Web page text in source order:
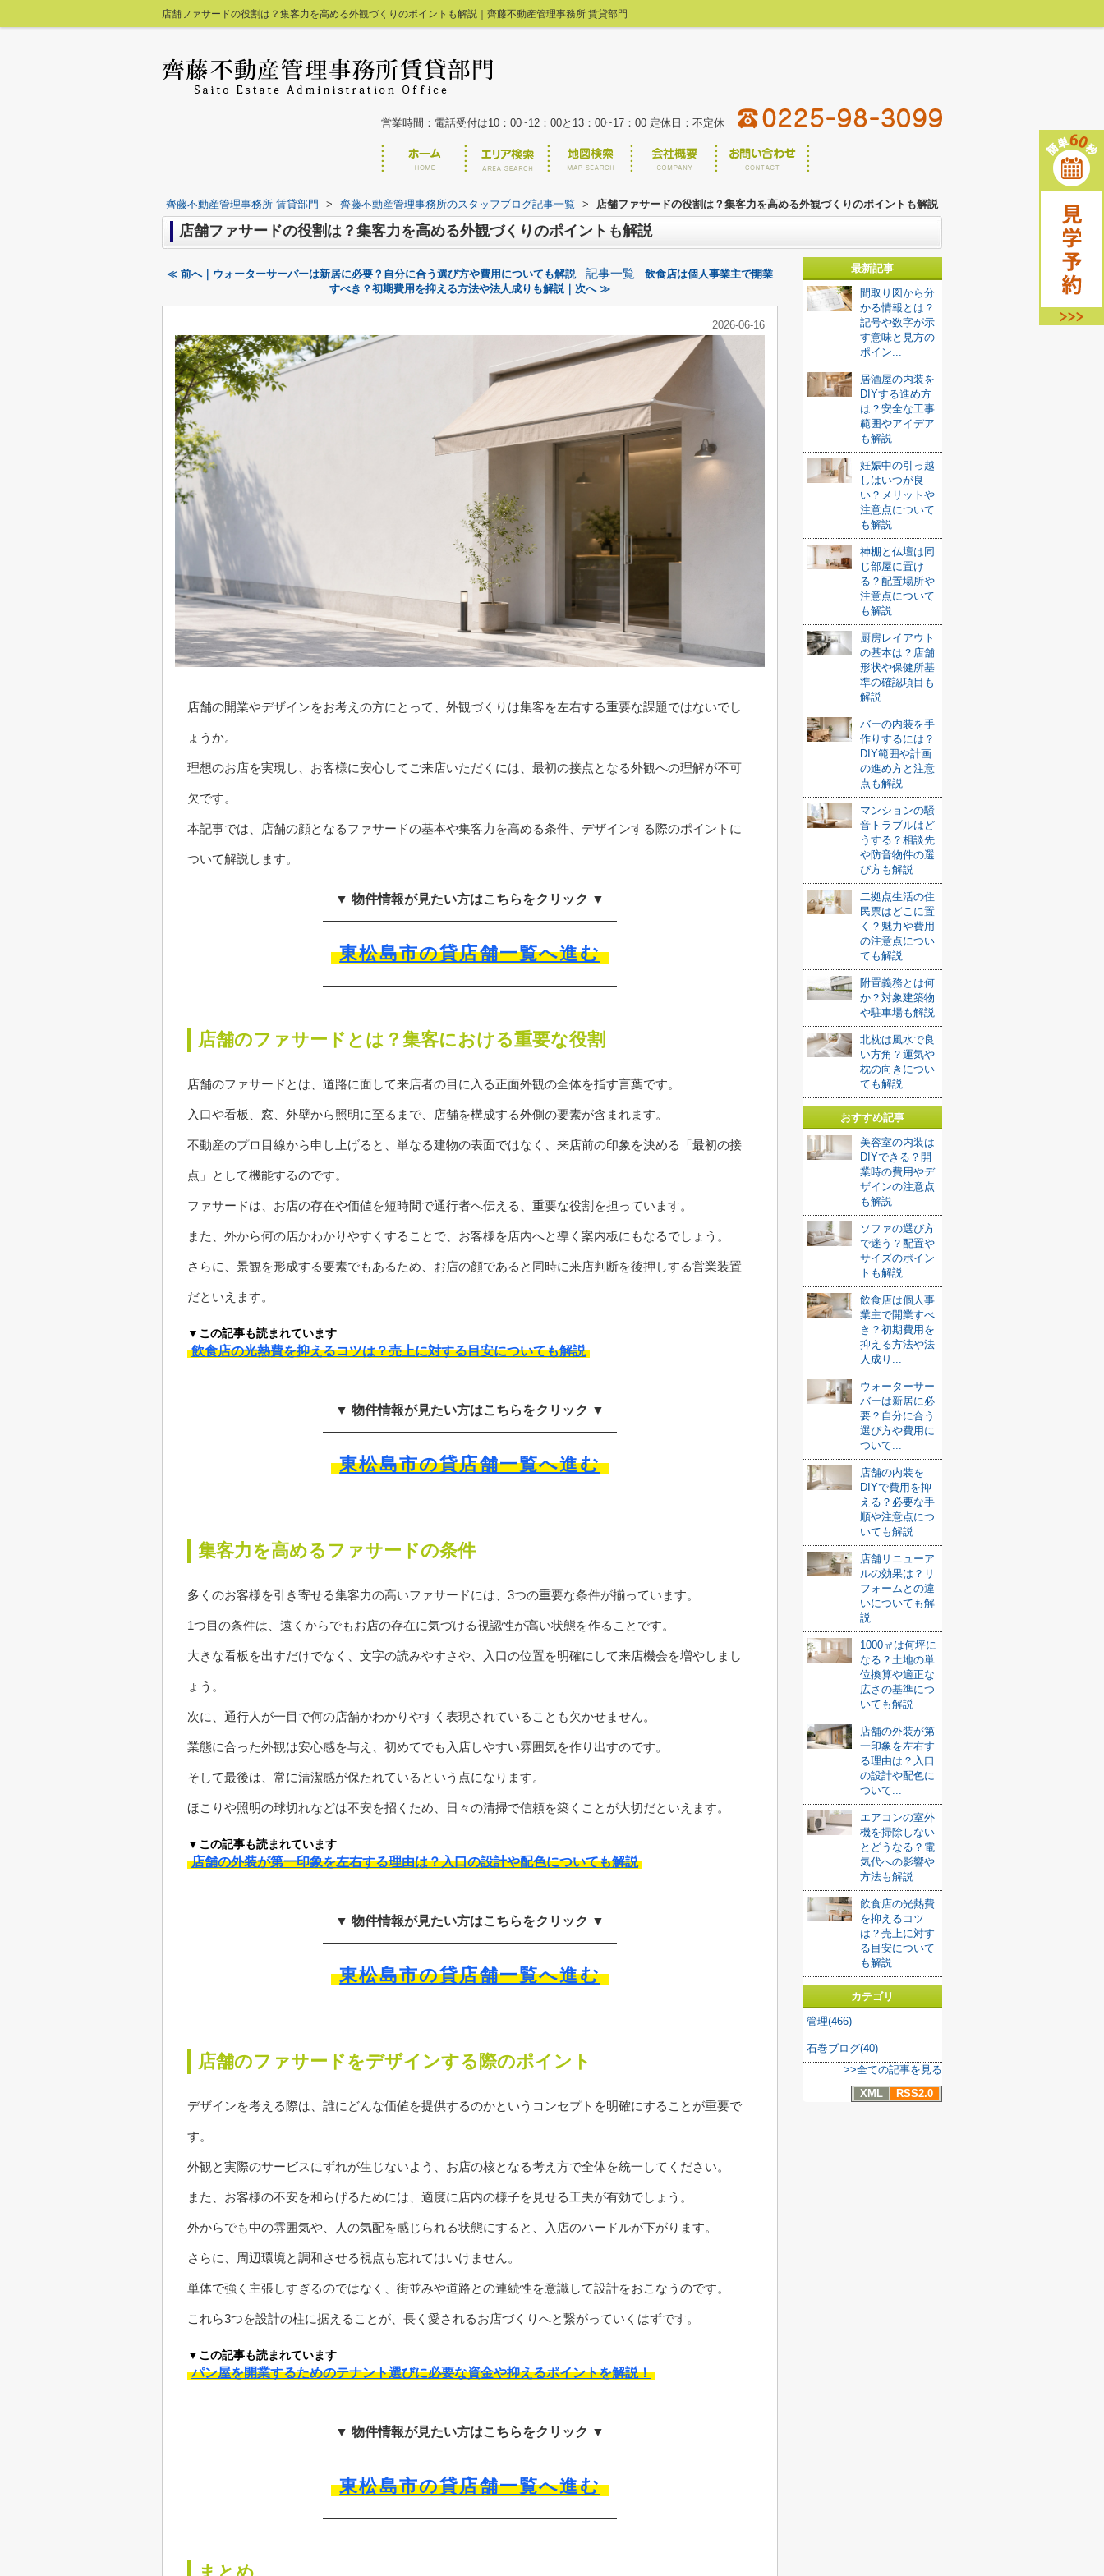
店舗ファサードの役割は？集客力を高める外観づくりのポイントも解説｜齊藤不動産管理事務所 賃貸部門
営業時間：電話受付は10：00~12：00と13：00~17：00 定休日：不定休
齊藤不動産管理事務所 賃貸部門 > 齊藤不動産管理事務所のスタッフブログ記事一覧 > 店舗ファサードの役割は？集客力を高める外観づくりのポイントも解説
店舗ファサードの役割は？集客力を高める外観づくりのポイントも解説
≪ 前へ｜ウォーターサーバーは新居に必要？自分に合う選び方や費用についても解説 記事一覧
飲食店は個人事業主で開業
すべき？初期費用を抑える方法や法人成りも解説｜次へ ≫
2026-06-16
店舗の開業やデザインをお考えの方にとって、外観づくりは集客を左右する重要な課題ではないでし
ょうか。
理想のお店を実現し、お客様に安心してご来店いただくには、最初の接点となる外観への理解が不可
欠です。
本記事では、店舗の顔となるファサードの基本や集客力を高める条件、デザインする際のポイントに
ついて解説します。
▼ 物件情報が見たい方はこちらをクリック ▼
東松島市の貸店舗一覧へ進む
店舗のファサードとは？集客における重要な役割
店舗のファサードとは、道路に面して来店者の目に入る正面外観の全体を指す言葉です。
入口や看板、窓、外壁から照明に至るまで、店舗を構成する外側の要素が含まれます。
不動産のプロ目線から申し上げると、単なる建物の表面ではなく、来店前の印象を決める「最初の接
点」として機能するのです。
ファサードは、お店の存在や価値を短時間で通行者へ伝える、重要な役割を担っています。
また、外から何の店かわかりやすくすることで、お客様を店内へと導く案内板にもなるでしょう。
さらに、景観を形成する要素でもあるため、お店の顔であると同時に来店判断を後押しする営業装置
だといえます。
▼この記事も読まれています
飲食店の光熱費を抑えるコツは？売上に対する目安についても解説
▼ 物件情報が見たい方はこちらをクリック ▼
東松島市の貸店舗一覧へ進む
集客力を高めるファサードの条件
多くのお客様を引き寄せる集客力の高いファサードには、3つの重要な条件が揃っています。
1つ目の条件は、遠くからでもお店の存在に気づける視認性が高い状態を作ることです。
大きな看板を出すだけでなく、文字の読みやすさや、入口の位置を明確にして来店機会を増やしまし
ょう。
次に、通行人が一目で何の店舗かわかりやすく表現されていることも欠かせません。
業態に合った外観は安心感を与え、初めてでも入店しやすい雰囲気を作り出すのです。
そして最後は、常に清潔感が保たれているという点になります。
ほこりや照明の球切れなどは不安を招くため、日々の清掃で信頼を築くことが大切だといえます。
▼この記事も読まれています
店舗の外装が第一印象を左右する理由は？入口の設計や配色についても解説
▼ 物件情報が見たい方はこちらをクリック ▼
東松島市の貸店舗一覧へ進む
店舗のファサードをデザインする際のポイント
デザインを考える際は、誰にどんな価値を提供するのかというコンセプトを明確にすることが重要で
す。
外観と実際のサービスにずれが生じないよう、お店の核となる考え方で全体を統一してください。
また、お客様の不安を和らげるためには、適度に店内の様子を見せる工夫が有効でしょう。
外からでも中の雰囲気や、人の気配を感じられる状態にすると、入店のハードルが下がります。
さらに、周辺環境と調和させる視点も忘れてはいけません。
単体で強く主張しすぎるのではなく、街並みや道路との連続性を意識して設計をおこなうのです。
これら3つを設計の柱に据えることが、長く愛されるお店づくりへと繋がっていくはずです。
▼この記事も読まれています
パン屋を開業するためのテナント選びに必要な資金や抑えるポイントを解説！
▼ 物件情報が見たい方はこちらをクリック ▼
東松島市の貸店舗一覧へ進む
最新記事
間取り図から分
かる情報とは？
記号や数字が示
す意味と見方の
ポイン...
居酒屋の内装を
DIYする進め方
は？安全な工事
範囲やアイデア
も解説
妊娠中の引っ越
しはいつが良
い？メリットや
注意点について
も解説
神棚と仏壇は同
じ部屋に置け
る？配置場所や
注意点について
も解説
厨房レイアウト
の基本は？店舗
形状や保健所基
準の確認項目も
解説
バーの内装を手
作りするには？
DIY範囲や計画
の進め方と注意
点も解説
マンションの騒
音トラブルはど
うする？相談先
や防音物件の選
び方も解説
二拠点生活の住
民票はどこに置
く？魅力や費用
の注意点につい
ても解説
附置義務とは何
か？対象建築物
や駐車場も解説
北枕は風水で良
い方角？運気や
枕の向きについ
ても解説
おすすめ記事
美容室の内装は
DIYできる？開
業時の費用やデ
ザインの注意点
も解説
ソファの選び方
で迷う？配置や
サイズのポイン
トも解説
飲食店は個人事
業主で開業すべ
き？初期費用を
抑える方法や法
人成り...
ウォーターサー
バーは新居に必
要？自分に合う
選び方や費用に
ついて...
店舗の内装を
DIYで費用を抑
える？必要な手
順や注意点につ
いても解説
店舗リニューア
ルの効果は？リ
フォームとの違
いについても解
説
1000㎡は何坪に
なる？土地の単
位換算や適正な
広さの基準につ
いても解説
店舗の外装が第
一印象を左右す
る理由は？入口
の設計や配色に
ついて...
エアコンの室外
機を掃除しない
とどうなる？電
気代への影響や
方法も解説
飲食店の光熱費
を抑えるコツ
は？売上に対す
る目安について
も解説
カテゴリ
管理(466)
石巻ブログ(40)
>>全ての記事を見る
XML
RSS2.0